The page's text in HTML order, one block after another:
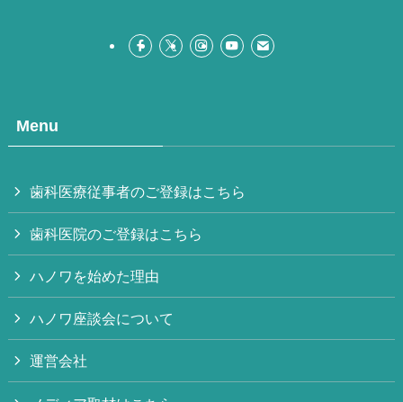
Menu
歯科医療従事者のご登録はこちら
歯科医院のご登録はこちら
ハノワを始めた理由
ハノワ座談会について
運営会社